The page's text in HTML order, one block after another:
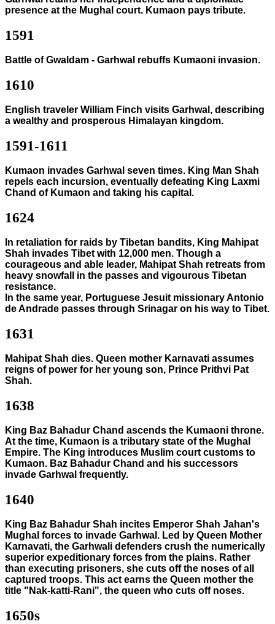
presence at the Mughal court. Kumaon pays tribute.
1591
Battle of Gwaldam - Garhwal rebuffs Kumaoni invasion.
1610
English traveler William Finch visits Garhwal, describing
a wealthy and prosperous Himalayan kingdom.
1591-1611
Kumaon invades Garhwal seven times. King Man Shah
repels each incursion, eventually defeating King Laxmi
Chand of Kumaon and taking his capital.
1624
In retaliation for raids by Tibetan bandits, King Mahipat
Shah invades Tibet with 12,000 men. Though a
courageous and able leader, Mahipat Shah retreats from
heavy snowfall in the passes and vigourous Tibetan
resistance.
In the same year, Portuguese Jesuit missionary Antonio
de Andrade passes through Srinagar on his way to Tibet.
1631
Mahipat Shah dies. Queen mother Karnavati assumes
reigns of power for her young son, Prince Prithvi Pat
Shah.
1638
King Baz Bahadur Chand ascends the Kumaoni throne.
At the time, Kumaon is a tributary state of the Mughal
Empire. The King introduces Muslim court customs to
Kumaon. Baz Bahadur Chand and his successors
invade Garhwal frequently.
1640
King Baz Bahadur Shah incites Emperor Shah Jahan's
Mughal forces to invade Garhwal. Led by Queen Mother
Karnavati, the Garhwali defenders crush the numerically
superior expeditionary forces from the plains. Rather
than executing prisoners, she cuts off the noses of all
captured troops. This act earns the Queen mother the
title "Nak-katti-Rani", the queen who cuts off noses.
1650s